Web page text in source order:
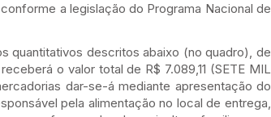
a legislação do Programa Nacional de
quantitativos descritos abaixo (no quadro), de
o valor total de R$ 7.089,11 (SETE MIL
dar-se-á mediante apresentação do
pela alimentação no local de entrega,